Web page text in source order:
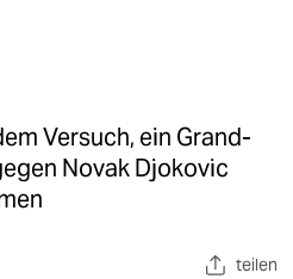
Versuch, ein Grand-
Novak Djokovic
teilen